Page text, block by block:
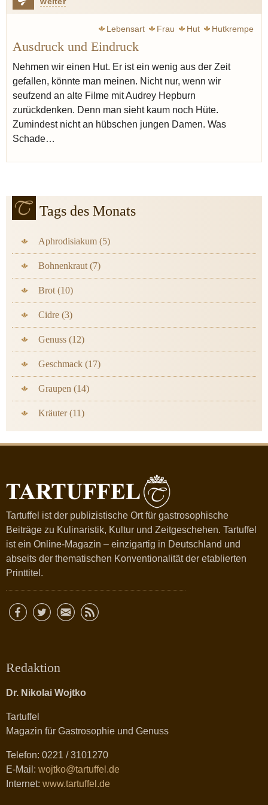
Lebensart Frau Hut Hutkrempe
Ausdruck und Eindruck
Nehmen wir einen Hut. Er ist ein wenig aus der Zeit
gefallen, könnte man meinen. Nicht nur, wenn wir
seufzend an alte Filme mit Audrey Hepburn
zurückdenken. Denn man sieht kaum noch Hüte.
Zumindest nicht an hübschen jungen Damen. Was
Schade…
Tags des Monats
Aphrodisiakum (5)
Bohnenkraut (7)
Brot (10)
Cidre (3)
Genuss (12)
Geschmack (17)
Graupen (14)
Kräuter (11)
Tartuffel ist der publizistische Ort für gastrosophische
Beiträge zu Kulinaristik, Kultur und Zeitgeschehen. Tartuffel
ist ein Online-Magazin – einzigartig in Deutschland und
abseits der thematischen Konventionalität der etablierten
Printtitel.
Redaktion
Dr. Nikolai Wojtko
Tartuffel
Magazin für Gastrosophie und Genuss
Telefon: 0221 / 3101270
E-Mail: wojtko@tartuffel.de
Internet: www.tartuffel.de